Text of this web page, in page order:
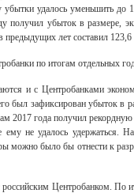
удалось уменьшить до
получил убыток в
предыдущих лет составил
по итогам отдельных
и с Центробанками
был зафиксирован убыток в
2017 года получил
не удалось удержаться.
можно было бы отнести к
Центробанком. По